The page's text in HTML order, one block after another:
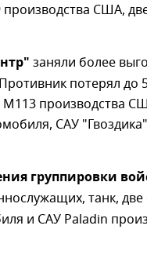
США,
заняли более
потерял до
производства
САУ
группировки
танк,
и САУ Paladin